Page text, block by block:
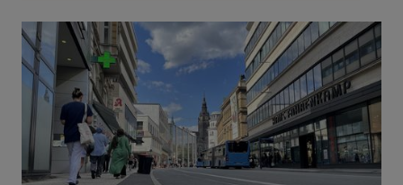
Ein Unzustand und Skandal